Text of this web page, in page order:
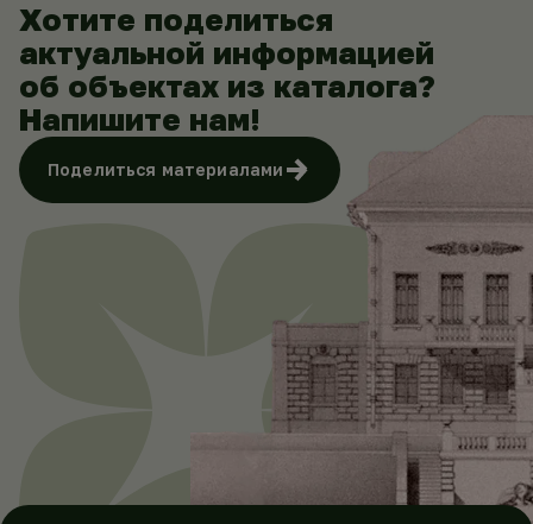
Хотите поделиться
актуальной информацией
об объектах из каталога?
Напишите нам!
Поделиться материалами